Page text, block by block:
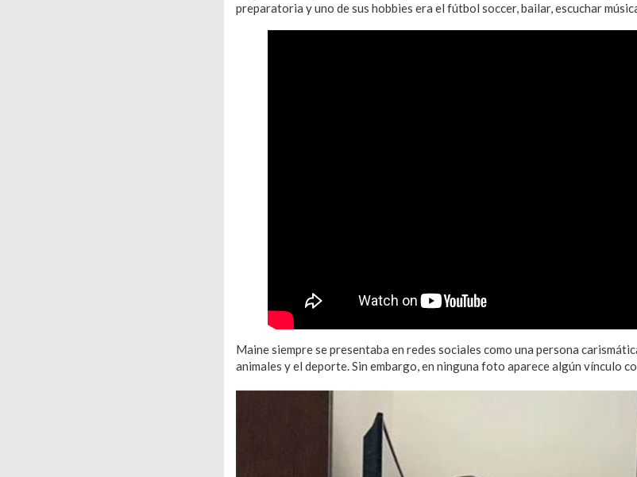
preparatoria y uno de sus hobbies era el fútbol soccer, bailar, escuchar
Maine siempre se presentaba en redes sociales como una persona
animales y el deporte. Sin embargo, en ninguna foto aparece algún vínculo